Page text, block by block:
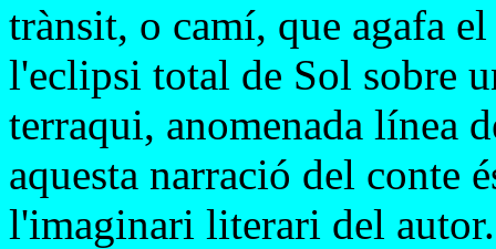
trànsit, o camí, que agafa
l'eclipsi total de Sol sobre
terraqui, anomenada línea
aquesta narració del conte
l'imaginari literari del